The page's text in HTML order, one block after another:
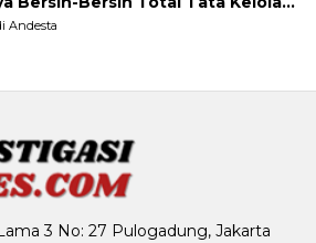
Andesta
3 No: 27 Pulogadung, Jakarta